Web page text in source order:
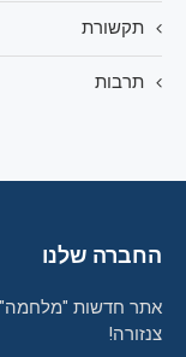
תקשורת
תרבות
החברה שלנו
אתר חדשות "מלחמה"
צנזורה!